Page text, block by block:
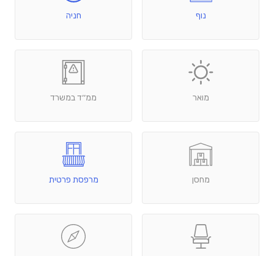
נוף חניה
מואר ממ׳׳ד במשרד
מחסן מרפסת פרטית